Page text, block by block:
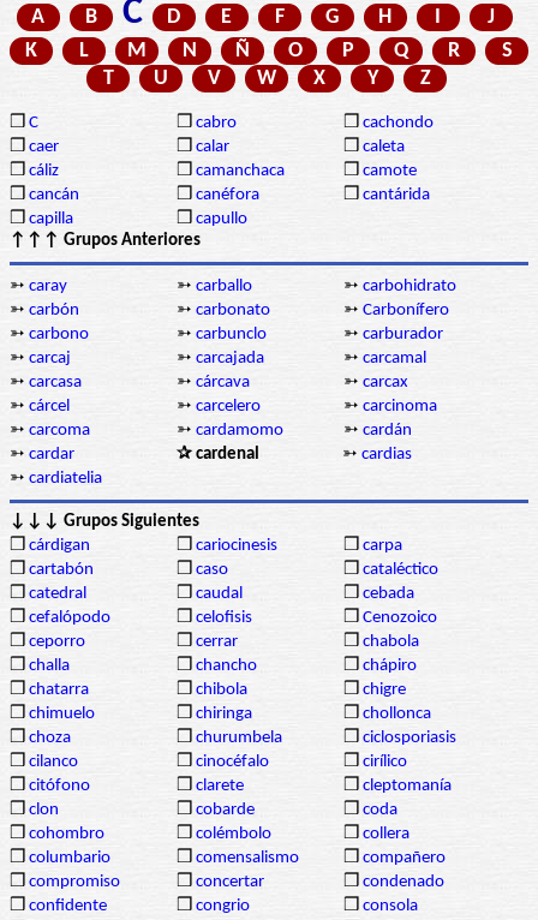
A B C D E F G H I
J
K
L M N Ñ O P Q R
S
T
U V W X Y Z
❒ C ❒ cabro ❒ cachondo
❒ caer ❒ calar ❒ caleta
❒ cáliz ❒ camanchaca ❒ camote
❒ cancán ❒ canéfora ❒ cantárida
❒ capilla ❒ capullo
↑↑↑ Grupos Anteriores
➳ caray ➳ carballo ➳ carbohidrato
➳ carbón ➳ carbonato ➳ Carbonífero
➳ carbono ➳ carbunclo ➳ carburador
➳ carcaj ➳ carcajada ➳ carcamal
➳ carcasa ➳ cárcava ➳ carcax
➳ cárcel ➳ carcelero ➳ carcinoma
➳ carcoma ➳ cardamomo ➳ cardán
➳ cardar ✰ cardenal ➳ cardias
➳ cardiatelia
↓↓↓ Grupos Siguientes
❒ cárdigan ❒ cariocinesis ❒ carpa
❒ cartabón ❒ caso ❒ cataléctico
❒ catedral ❒ caudal ❒ cebada
❒ cefalópodo ❒ celofisis ❒ Cenozoico
❒ ceporro ❒ cerrar ❒ chabola
❒ challa ❒ chancho ❒ chápiro
❒ chatarra ❒ chibola ❒ chigre
❒ chimuelo ❒ chiringa ❒ chollonca
❒ choza ❒ churumbela ❒ ciclosporiasis
❒ cilanco ❒ cinocéfalo ❒ cirílico
❒ citófono ❒ clarete ❒ cleptomanía
❒ clon ❒ cobarde ❒ coda
❒ cohombro ❒ colémbolo ❒ collera
❒ columbario ❒ comensalismo ❒ compañero
❒ compromiso ❒ concertar ❒ condenado
❒ confidente ❒ congrio ❒ consola